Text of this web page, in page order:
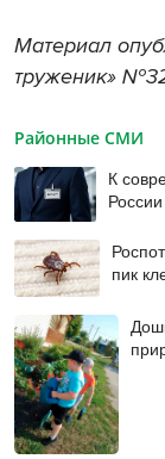
Материал
труженик»
Районные СМИ
К
пик